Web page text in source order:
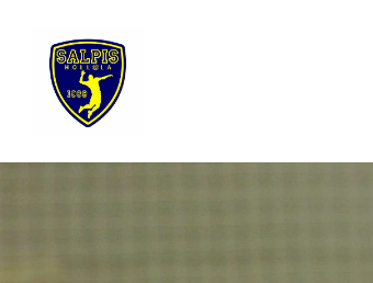
sisältöön
Sivuston etusivulle